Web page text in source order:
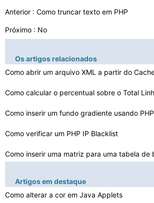
Anterior : Como truncar texto em PHP
Próximo : No
Os artigos relacionados
Como inserir um fundo gradiente usando PHP
Como verificar um PHP IP Blacklist
Publicar para String PHP
Artigos em destaque
Como alterar a cor em Java Applets